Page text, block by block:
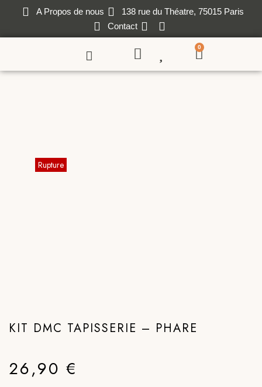
A Propos de nous
138 rue du Théatre, 75015 Paris
Contact
0
KIT DMC TAPISSERIE – PHARE
26,90 €